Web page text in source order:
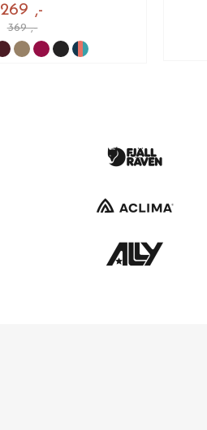
269 ,-
369 ,-